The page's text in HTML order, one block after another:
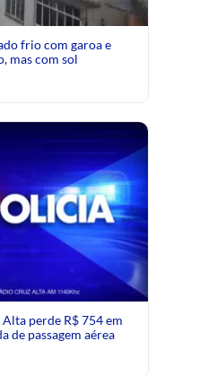
frio com garoa e
mas com sol
perde R$ 754 em
de passagem aérea